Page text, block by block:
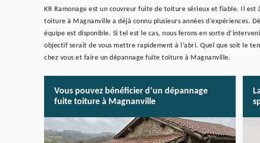
KR Ramonage est un couvreur fuite de toiture sérieux et fiable. Il
toiture à Magnanville a déjà connu plusieurs années d’expériences.
équipe est disponible. Si tel est le cas, nous ferons en sorte
objectif serait de vous mettre rapidement à l’abri. Quel que soit le
chez vous et faire un dépannage fuite toiture à Magnanville.
Vous pouvez bénéficier d’un dépannage
fuite toiture à Magnanville